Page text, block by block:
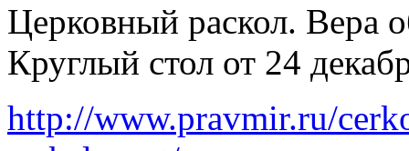
Церковный раскол. Вера
Круглый стол от 24
http://www.pravmir.ru/